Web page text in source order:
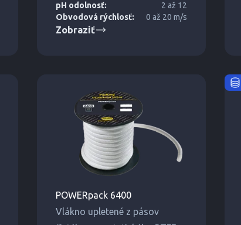
pH odolnosť:
2 až 12
Obvodová rýchlosť:
0 až 20 m/s
Zobraziť
POWERpack 6400
Vlákno upletené z pásov